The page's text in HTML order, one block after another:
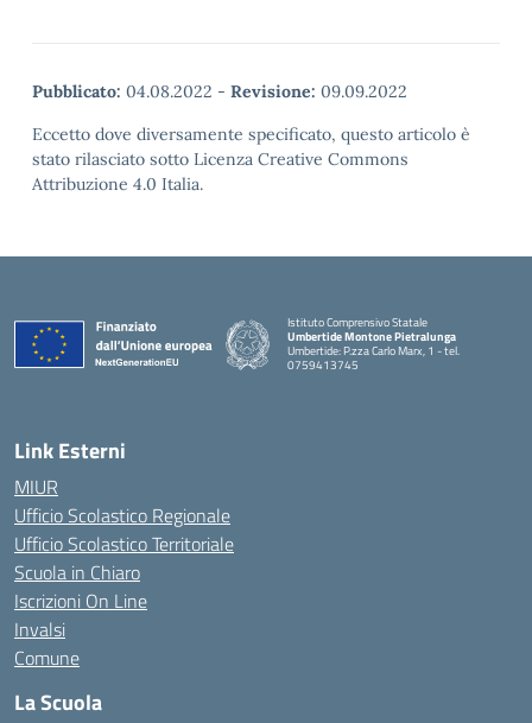
Pubblicato: 04.08.2022 - Revisione: 09.09.2022
Eccetto dove diversamente specificato, questo articolo è
stato rilasciato sotto Licenza Creative Commons
Attribuzione 4.0 Italia.
Istituto Comprensivo Statale
Umbertide Montone Pietralunga
Umbertide: P.zza Carlo Marx, 1 - tel.
0759413745
Link Esterni
MIUR
Ufficio Scolastico Regionale
Ufficio Scolastico Territoriale
Scuola in Chiaro
Iscrizioni On Line
Invalsi
Comune
La Scuola